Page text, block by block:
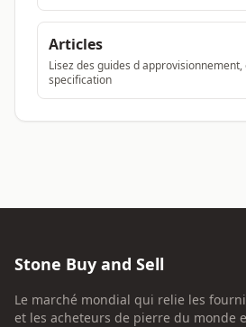
Articles
Lisez des guides d
specification
Stone Buy and Sell
Le marché mondial qui relie les
et les acheteurs de pierre du monde